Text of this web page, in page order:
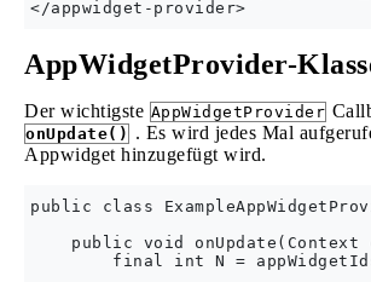
AppWidgetProvider-
Der wichtigste AppWidgetProvider
onUpdate() . Es wird jedes Mal
Appwidget hinzugefügt wird.
public class
public void onUpdate(Context
final int N =